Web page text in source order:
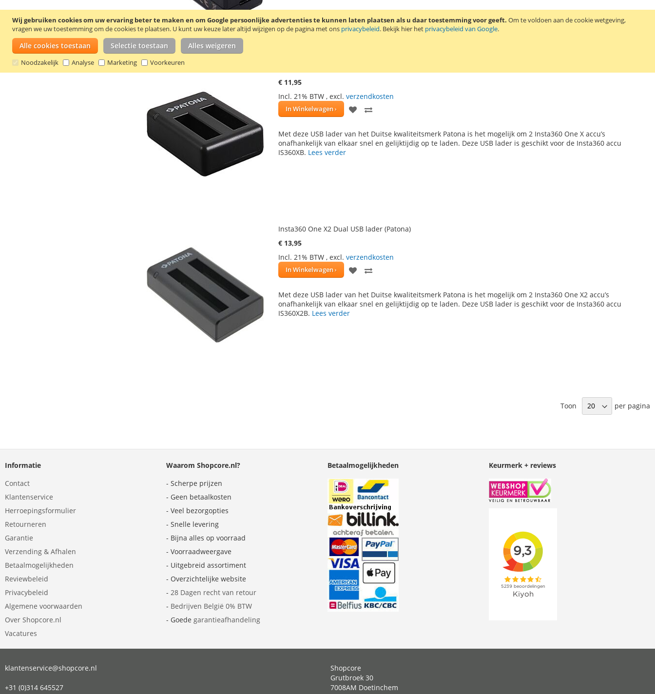
Wij gebruiken cookies om uw ervaring beter te maken en om Google persoonlijke advertenties te kunnen laten plaatsen als u daar toestemming voor geeft. Om te voldoen aan de cookie wetgeving,
vragen we uw toestemming om de cookies te plaatsen. U kunt uw keuze later altijd wijzigen op de pagina met ons privacybeleid. Bekijk hier het privacybeleid van Google.
Alle cookies toestaan Selectie toestaan Alles weigeren
Noodzakelijk Analyse Marketing Voorkeuren
€ 11,95
Incl. 21% BTW , excl. verzendkosten
In Winkelwagen
VOEG
AANTE
Met deze USB lader van het Duitse kwaliteitsmerk Patona is het mogelijk om 2 Insta360 One X accu’s
onafhankelijk van elkaar snel en gelijktijdig op te laden. Deze USB lader is geschikt voor de Insta360 accu
IS360XB. Lees verder
Insta360 One X2 Dual USB lader (Patona)
€ 13,95
Incl. 21% BTW , excl. verzendkosten
In Winkelwagen
VOEG
AANTE
Met deze USB lader van het Duitse kwaliteitsmerk Patona is het mogelijk om 2 Insta360 One X2 accu’s
onafhankelijk van elkaar snel en gelijktijdig op te laden. Deze USB lader is geschikt voor de Insta360 accu
IS360X2B. Lees verder
Toon per pagina
Informatie
Contact
Klantenservice
Herroepingsformulier
Retourneren
Garantie
Verzending & Afhalen
Betaalmogelijkheden
Reviewbeleid
Privacybeleid
Algemene voorwaarden
Over Shopcore.nl
Vacatures
Waarom Shopcore.nl?
- Scherpe prijzen
- Geen betaalkosten
- Veel bezorgopties
- Snelle levering
- Bijna alles op voorraad
- Voorraadweergave
- Uitgebreid assortiment
- Overzichtelijke website
- 28 Dagen recht van retour
- Bedrijven België 0% BTW
- Goede garantieafhandeling
Betaalmogelijkheden Keurmerk + reviews
klantenservice@shopcore.nl
+31 (0)314 645527
Shopcore
Grutbroek 30
7008AM Doetinchem